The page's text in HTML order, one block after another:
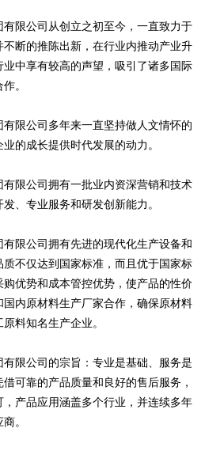
有限公司从创立之初至今，一直致力于
断的推陈出新，在行业内推动产业升
中享有较高的声望，吸引了诸多国际
。
限公司多年来一直坚持做人文情怀的
的成长提供时代发展的动力。
有限公司拥有一批业内资深营销和技术
、专业服务和研发创新能力。
限公司拥有先进的现代化生产设备和
不仅达到国家标准，而且优于国家标
优势和成本管控优势，使产品的性价
国内原材料生产厂家合作，确保原材料
料知名生产企业。
限公司的宗旨：专业是基础、服务是
可靠的产品质量和良好的售后服务，
，产品应用涵盖多个行业，并连续多年
。